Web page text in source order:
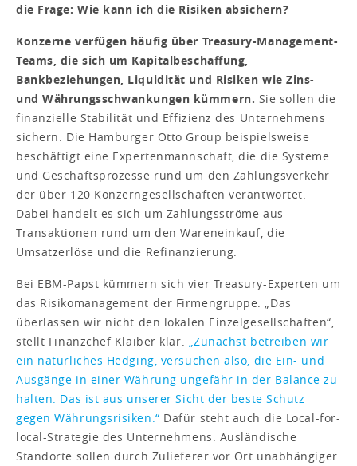
die Frage: Wie kann ich die Risiken absichern?
Konzerne verfügen häufig über Treasury-Management-
Teams, die sich um Kapitalbeschaffung,
Bankbeziehungen, Liquidität und Risiken wie Zins-
und Währungsschwankungen kümmern. Sie sollen die
finanzielle Stabilität und Effizienz des Unternehmens
sichern. Die Hamburger Otto Group beispielsweise
beschäftigt eine Expertenmannschaft, die die Systeme
und Geschäftsprozesse rund um den Zahlungsverkehr
der über 120 Konzerngesellschaften verantwortet.
Dabei handelt es sich um Zahlungsströme aus
Transaktionen rund um den Wareneinkauf, die
Umsatzerlöse und die Refinanzierung.
Bei EBM-Papst kümmern sich vier Treasury-Experten um
das Risikomanagement der Firmengruppe. „Das
überlassen wir nicht den lokalen Einzelgesellschaften“,
stellt Finanzchef Klaiber klar. „Zunächst betreiben wir
ein natürliches Hedging, versuchen also, die Ein- und
Ausgänge in einer Währung ungefähr in der Balance zu
halten. Das ist aus unserer Sicht der beste Schutz
gegen Währungsrisiken.“ Dafür steht auch die Local-for-
local-Strategie des Unternehmens: Ausländische
Standorte sollen durch Zulieferer vor Ort unabhängiger